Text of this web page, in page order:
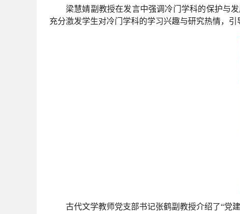
梁慧婧副教授在发言中强调冷门学科的保护与
充分激发学生对冷门学科的学习兴趣与研究热情，
古代文学教师党支部书记张鹤副教授介绍了“党